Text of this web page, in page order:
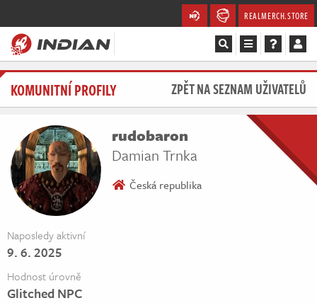
REALMERCH.STORE
Magazín
Videa
Soutěže
Databáze
Komunita
Redakce
KOMUNITNÍ PROFILY ZPĚT NA SEZNAM UŽIVATELŮ
rudobaron
Damian Trnka
Česká republika
Naposledy aktivní
9. 6. 2025
Hodnost úrovně
Glitched NPC